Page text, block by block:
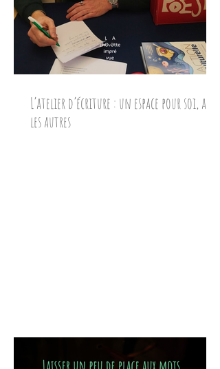
L’atelier d’écriture : un espace pour soi, avec
les autres